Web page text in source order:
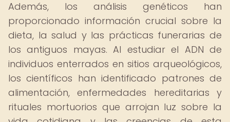
Además, los análisis genéticos han
proporcionado información crucial sobre la
dieta, la salud y las prácticas funerarias de
los antiguos mayas. Al estudiar el ADN de
individuos enterrados en sitios arqueológicos,
los científicos han identificado patrones de
alimentación, enfermedades hereditarias y
rituales mortuorios que arrojan luz sobre la